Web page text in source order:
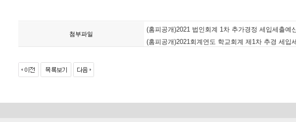
첨부파일
(홈피공개)2021 법인회계 1차 추가경정 세입세출예
(홈피공개)2021회계연도 학교회계 제1차 추경 세입